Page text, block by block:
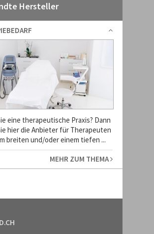
Hersteller
eine therapeutische Praxis? Dann
hier die Anbieter für Therapeuten
breiten und/oder einem tiefen ...
MEHR ZUM THEMA